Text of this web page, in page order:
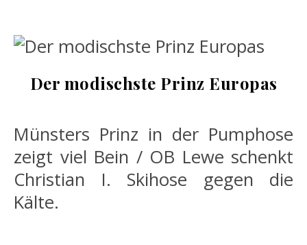
Der modischste Prinz Europas
Münsters Prinz in der Pumphose
zeigt viel Bein / OB Lewe schenkt
Christian I. Skihose gegen die
Kälte.